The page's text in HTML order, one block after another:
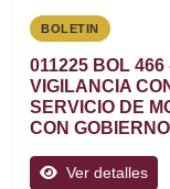
BOLETIN
011225 BOL
VIGILANCIA
SERVICIO DE
CON
Ver detalles